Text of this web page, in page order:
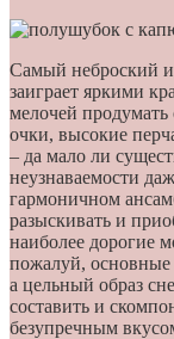
Самый неброский
заиграет яркими
мелочей
очки, высокие
– да мало ли
неузнаваемости
гармоничном
разыскивать и
наиболее дорогие
пожалуй, основные
а цельный образ
составить и
безупречным